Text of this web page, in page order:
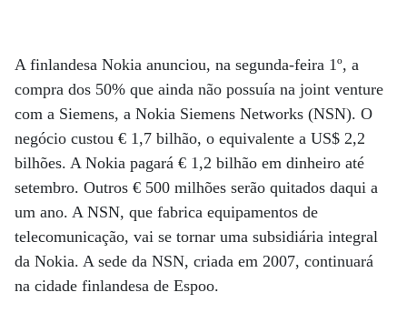
A finlandesa Nokia anunciou, na segunda-feira 1º, a
compra dos 50% que ainda não possuía na joint venture
com a Siemens, a Nokia Siemens Networks (NSN). O
negócio custou € 1,7 bilhão, o equivalente a US$ 2,2
bilhões. A Nokia pagará € 1,2 bilhão em dinheiro até
setembro. Outros € 500 milhões serão quitados daqui a
um ano. A NSN, que fabrica equipamentos de
telecomunicação, vai se tornar uma subsidiária integral
da Nokia. A sede da NSN, criada em 2007, continuará
na cidade finlandesa de Espoo.